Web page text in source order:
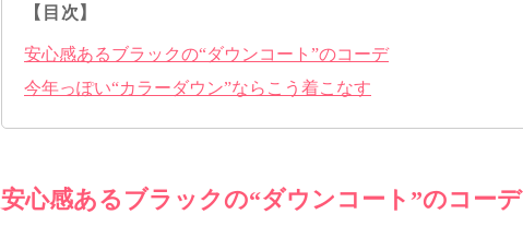
【目次】
安心感あるブラックの“ダウンコート”のコーデ
今年っぽい“カラーダウン”ならこう着こなす
安心感あるブラックの“ダウンコート”のコーデ